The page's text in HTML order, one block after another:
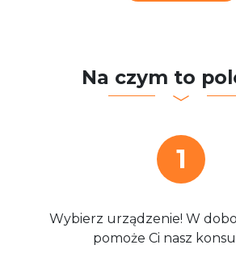
Na czym to
1
Wybierz urządzenie! W
pomoże Ci nasz